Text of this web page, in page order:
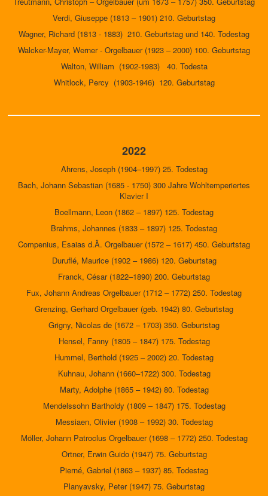
Verdi, Giuseppe (1813 – 1901) 210. Geburtstag
Wagner, Richard (1813 - 1883) 210. Geburtstag und 140. Todestag
Walcker-Mayer, Werner - Orgelbauer (1923 – 2000) 100. Geburtstag
Walton, William (1902-1983) 40. Todesta
Whitlock, Percy (1903-1946) 120. Geburtstag
2022
Ahrens, Joseph (1904–1997) 25. Todestag
Bach, Johann Sebastian (1685 - 1750) 300 Jahre Wohltemperiertes
Klavier I
Boellmann, Leon (1862 – 1897) 125. Todestag
Brahms, Johannes (1833 – 1897) 125. Todestag
Compenius, Esaias d.Ä. Orgelbauer (1572 – 1617) 450. Geburtstag
Duruflé, Maurice (1902 – 1986) 120. Geburtstag
Franck, César (1822–1890) 200. Geburtstag
Fux, Johann Andreas Orgelbauer (1712 – 1772) 250. Todestag
Grenzing, Gerhard Orgelbauer (geb. 1942) 80. Geburtstag
Grigny, Nicolas de (1672 – 1703) 350. Geburtstag
Hensel, Fanny (1805 – 1847) 175. Todestag
Hummel, Berthold (1925 – 2002) 20. Todestag
Kuhnau, Johann (1660–1722) 300. Todestag
Marty, Adolphe (1865 – 1942) 80. Todestag
Mendelssohn Bartholdy (1809 – 1847) 175. Todestag
Messiaen, Olivier (1908 – 1992) 30. Todestag
Möller, Johann Patroclus Orgelbauer (1698 – 1772) 250. Todestag
Ortner, Erwin Guido (1947) 75. Geburtstag
Pierné, Gabriel (1863 – 1937) 85. Todestag
Planyavsky, Peter (1947) 75. Geburtstag